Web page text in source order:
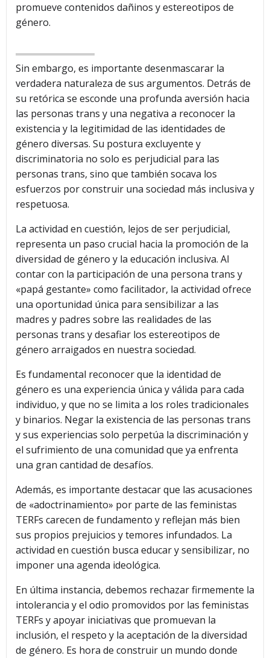
promueve contenidos dañinos y estereotipos de
género.
Sin embargo, es importante desenmascarar la
verdadera naturaleza de sus argumentos. Detrás de
su retórica se esconde una profunda aversión hacia
las personas trans y una negativa a reconocer la
existencia y la legitimidad de las identidades de
género diversas. Su postura excluyente y
discriminatoria no solo es perjudicial para las
personas trans, sino que también socava los
esfuerzos por construir una sociedad más inclusiva y
respetuosa.
La actividad en cuestión, lejos de ser perjudicial,
representa un paso crucial hacia la promoción de la
diversidad de género y la educación inclusiva. Al
contar con la participación de una persona trans y
«papá gestante» como facilitador, la actividad ofrece
una oportunidad única para sensibilizar a las
madres y padres sobre las realidades de las
personas trans y desafiar los estereotipos de
género arraigados en nuestra sociedad.
Es fundamental reconocer que la identidad de
género es una experiencia única y válida para cada
individuo, y que no se limita a los roles tradicionales
y binarios. Negar la existencia de las personas trans
y sus experiencias solo perpetúa la discriminación y
el sufrimiento de una comunidad que ya enfrenta
una gran cantidad de desafíos.
Además, es importante destacar que las acusaciones
de «adoctrinamiento» por parte de las feministas
TERFs carecen de fundamento y reflejan más bien
sus propios prejuicios y temores infundados. La
actividad en cuestión busca educar y sensibilizar, no
imponer una agenda ideológica.
En última instancia, debemos rechazar firmemente la
intolerancia y el odio promovidos por las feministas
TERFs y apoyar iniciativas que promuevan la
inclusión, el respeto y la aceptación de la diversidad
de género. Es hora de construir un mundo donde